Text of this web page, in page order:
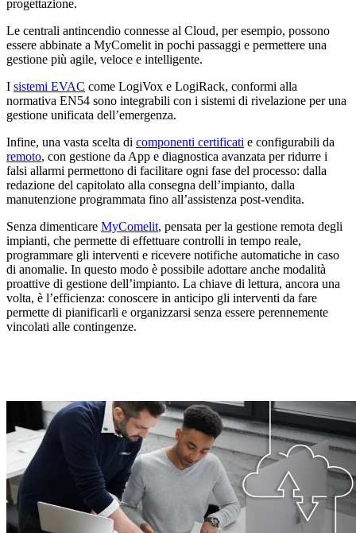
progettazione.
Le centrali antincendio connesse al Cloud, per esempio, possono
essere abbinate a MyComelit in pochi passaggi e permettere una
gestione più agile, veloce e intelligente.
I sistemi EVAC come LogiVox e LogiRack, conformi alla
normativa EN54 sono integrabili con i sistemi di rivelazione per una
gestione unificata dell’emergenza.
Infine, una vasta scelta di componenti certificati e configurabili da
remoto, con gestione da App e diagnostica avanzata per ridurre i
falsi allarmi permettono di facilitare ogni fase del processo: dalla
redazione del capitolato alla consegna dell’impianto, dalla
manutenzione programmata fino all’assistenza post-vendita.
Senza dimenticare MyComelit, pensata per la gestione remota degli
impianti, che permette di effettuare controlli in tempo reale,
programmare gli interventi e ricevere notifiche automatiche in caso
di anomalie. In questo modo è possibile adottare anche modalità
proattive di gestione dell’impianto. La chiave di lettura, ancora una
volta, è l’efficienza: conoscere in anticipo gli interventi da fare
permette di pianificarli e organizzarsi senza essere perennemente
vincolati alle contingenze.